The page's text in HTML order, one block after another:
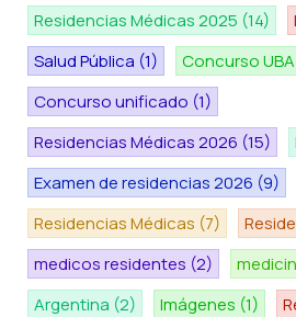
Residencias Médicas 2025 (14)
Salud Pública (1) Concurso UBA
Concurso unificado (1)
Residencias Médicas 2026 (15)
Examen de residencias 2026 (9)
Residencias Médicas (7)
medicos residentes (2)
Argentina (2) Imágenes (1)